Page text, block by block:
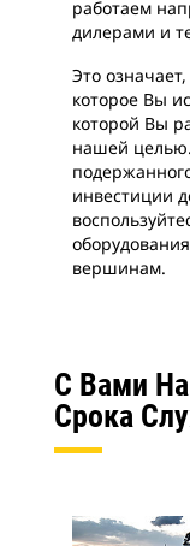
работаем
дилерами и
Это
которое Вы
которой Вы
нашей целью.
инвестиции
вершинам.
С Вами
Срока